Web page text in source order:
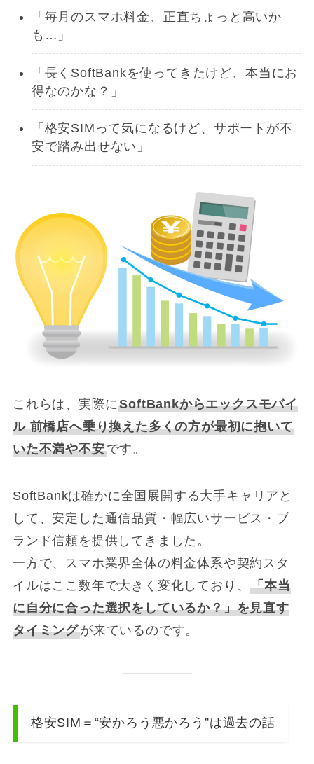
「毎月のスマホ料金、正直ちょっと高いか
も…」
「長くSoftBankを使ってきたけど、本当にお
得なのかな？」
「格安SIMって気になるけど、サポートが不
安で踏み出せない」
これらは、実際にSoftBankからエックスモバイ
ル 前橋店へ乗り換えた多くの方が最初に抱いて
いた不満や不安です。
SoftBankは確かに全国展開する大手キャリアと
して、安定した通信品質・幅広いサービス・ブ
ランド信頼を提供してきました。
一方で、スマホ業界全体の料金体系や契約スタ
イルはここ数年で大きく変化しており、「本当
に自分に合った選択をしているか？」を見直す
タイミングが来ているのです。
格安SIM＝“安かろう悪かろう”は過去の話